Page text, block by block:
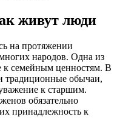
живут люди
на протяжении
народов. Одна из
к семейным ценностям. В
традиционные обычаи,
к старшим.
обязательно
принадлежность к